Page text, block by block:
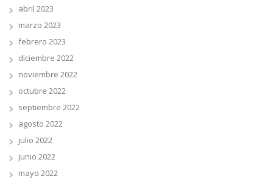
abril 2023
marzo 2023
febrero 2023
diciembre 2022
noviembre 2022
octubre 2022
septiembre 2022
agosto 2022
julio 2022
junio 2022
mayo 2022